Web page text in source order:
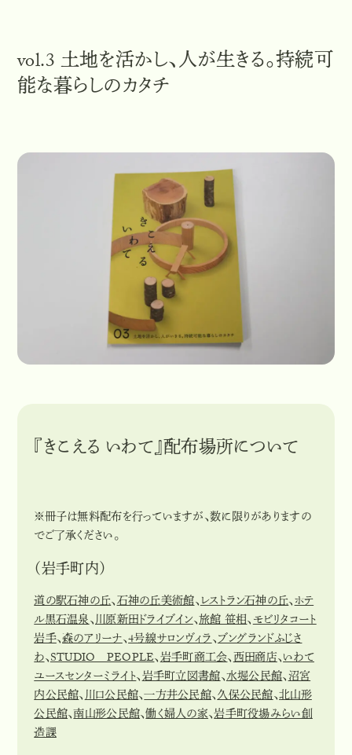
vol.3 土地を活かし、人が生きる。持続可
能な暮らしのカタチ
『きこえる いわて』配布場所について
※冊子は無料配布を行っていますが、数に限りがありますの
でご了承ください。
（岩手町内）
道の駅石神の丘、石神の丘美術館、レストラン石神の丘、ホテ
ル黒石温泉、川原新田ドライブイン、旅館 笹相、モビリタコート
岩手、森のアリーナ、4号線サロンヴィラ、ブングランドふじさ
わ、STUDIO PEOPLE、岩手町商工会、西田商店、いわて
ユースセンターミライト、岩手町立図書館、水堀公民館、沼宮
内公民館、川口公民館、一方井公民館、久保公民館、北山形
公民館、南山形公民館、働く婦人の家、岩手町役場みらい創
造課